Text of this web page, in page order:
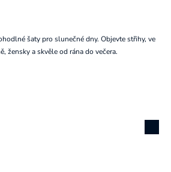
šaty pro slunečné dny. Objevte střihy, ve
žensky a skvěle od rána do večera.